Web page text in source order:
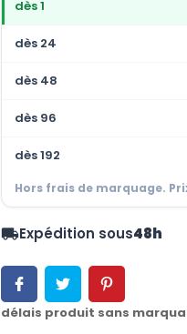
dès 1
dès 24
dès 48
dès 96
dès 192
Hors frais de marquage.
local_shippingExpédition sous48h
délais produit sans